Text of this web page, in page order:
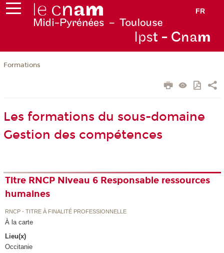
FR
Ipst - Cnam
Formations
Les formations du sous-domaine
Gestion des compétences
Titre RNCP Niveau 6 Responsable ressources
humaines
RNCP - TITRE À FINALITÉ PROFESSIONNELLE
À la carte
Lieu(x)
Occitanie